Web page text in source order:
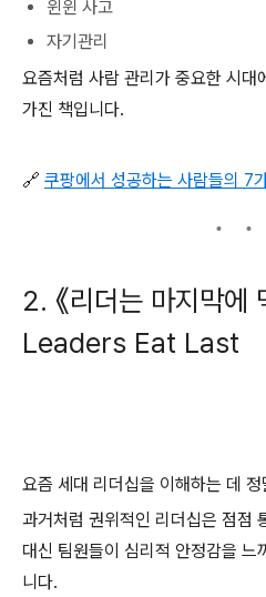
윈윈 사고
자기관리
요즘처럼 사람 관리가 중요한 시대
가진 책입니다.
🔗 쿠팡에서 성공하는 사람들의 7
2. 《리더는 마지막에
Leaders Eat Last
요즘 세대 리더십을 이해하는 데
과거처럼 권위적인 리더십은 점점
대신 팀원들이 심리적 안정감을 느
니다.